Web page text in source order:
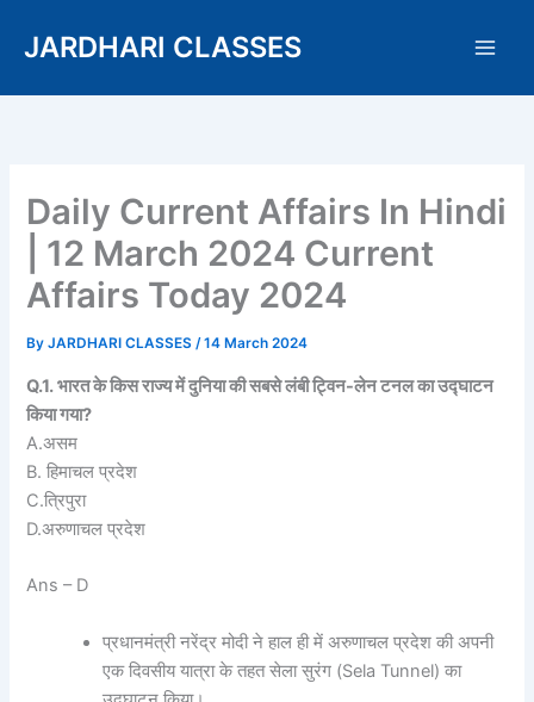
JARDHARI CLASSES
Daily Current Affairs In Hindi
| 12 March 2024 Current
Affairs Today 2024
ByJARDHARI CLASSES/14 March 2024
Q.1. भारत के किस राज्य में दुनिया की सबसे लंबी ट्विन-लेन टनल का उद्घाटन
किया गया?
A.असम
B. हिमाचल प्रदेश
C.त्रिपुरा
D.अरुणाचल प्रदेश
Ans – D
प्रधानमंत्री नरेंद्र मोदी ने हाल ही में अरुणाचल प्रदेश की अपनी
एक दिवसीय यात्रा के तहत सेला सुरंग (Sela Tunnel) का